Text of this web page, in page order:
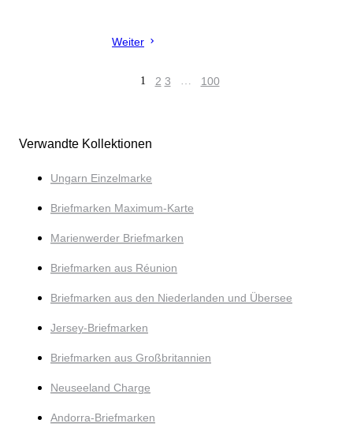
Weiter
1 2 3 … 100
Verwandte Kollektionen
Ungarn Einzelmarke
Briefmarken Maximum-Karte
Marienwerder Briefmarken
Briefmarken aus Réunion
Briefmarken aus den Niederlanden und Übersee
Jersey-Briefmarken
Briefmarken aus Großbritannien
Neuseeland Charge
Andorra-Briefmarken